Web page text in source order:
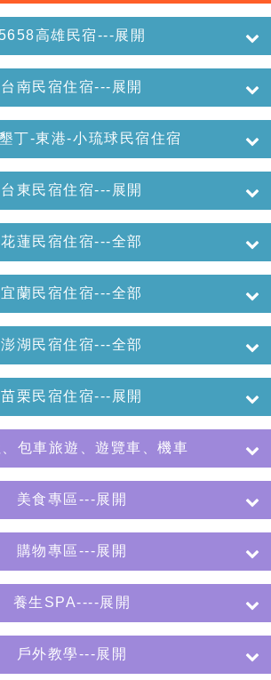
5658高雄民宿---展開
台南民宿住宿---展開
丁-東港-小琉球民宿住宿
台東民宿住宿---展開
花蓮民宿住宿---全部
宜蘭民宿住宿---全部
澎湖民宿住宿---全部
苗栗民宿住宿---展開
包車旅遊、遊覽車、機車
美食專區---展開
購物專區---展開
養生SPA----展開
戶外教學---展開